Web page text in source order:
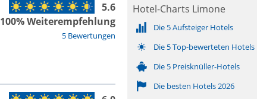
5 Bewertungen
5.6
100% Weiterempfehlung
Hotel-Charts Limone
Die 5 Aufsteiger Hotels
Die 5 Top-bewerteten Hotels
Die 5 Preisknüller-Hotels
Die besten Hotels 2026